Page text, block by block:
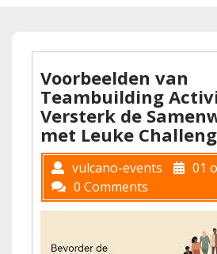
Voorbeelden van
Teambuilding
Versterk de
met Leuke
vulcano-events
01
0 Comments